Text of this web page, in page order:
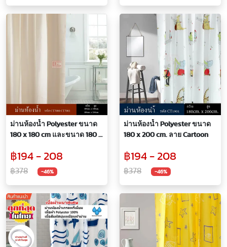
ม่านห้องน้ำ Polyester ขนาด
180 x 180 cm และขนาด 180 x
฿194 - 208
฿378 -46%
ม่านห้องน้ำ Polyester ขนาด
180 x 200 cm. ลาย Cartoon
฿194 - 208
฿378 -46%